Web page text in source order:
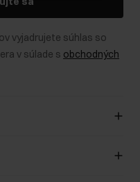
vyjadrujete súhlas so
v súlade s obchodných